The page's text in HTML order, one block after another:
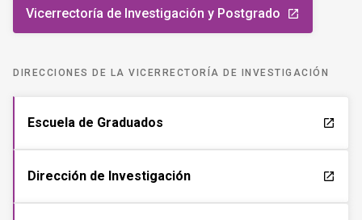
Vicerrectoría de Investigación y Postgrado launch
DIRECCIONES DE LA VICERRECTORÍA DE INVESTIGACIÓN
Escuela de Graduados launch
Dirección de Investigación launch